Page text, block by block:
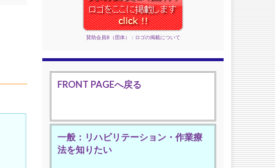
賛助会員B（団体）：ロゴの掲載について
FRONT PAGEへ戻る
一般：リハビリテーション・作業療
法を知りたい